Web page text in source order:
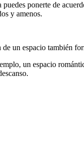
ponerte de
y amenos.
un espacio también
un espacio